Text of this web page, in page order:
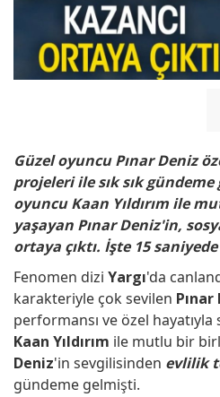
George Clooney'nin yeni
ve çocuklarından veto yedi!
Dengeler alt üst olacak...
Şehir'in kadrosuna
Kainat güzelinden mutlu
Hamile olduğunu
Ayağı kırılan Aras Bulut
ameliyat oldu!
Oyuncu Şinası Yurtsever 51
Güzel oyuncu Pınar Deniz
projeleri ile sık sık
oyuncu Kaan Yıldırım ile
yaşayan Pınar Deniz'in,
ortaya çıktı. İşte 15
Fenomen dizi Yargı'da
karakteriyle çok sevilen Pınar
performansı ve özel hayatıyla
Kaan Yıldırım ile mutlu bir
Deniz'in sevgilisinden evlilik
gündeme gelmişti.